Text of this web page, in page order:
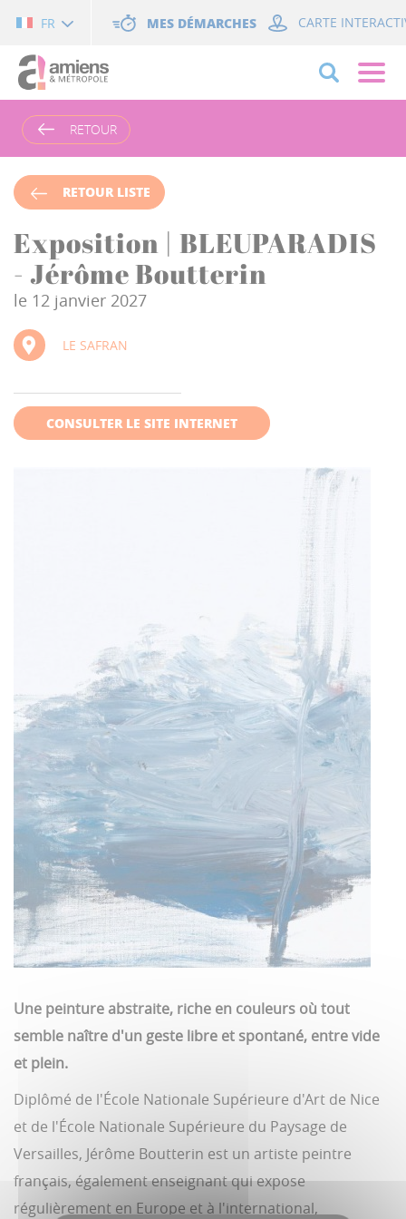
FR MES DÉMARCHES CARTE
RETOUR
RETOUR LISTE
Exposition | BLEUPARADIS
- Jérôme Boutterin
le 12 janvier 2027
LE SAFRAN
CONSULTER LE SITE INTERNET
Une peinture abstraite, riche en couleurs où tout
semble naître d'un geste libre et spontané, entre vide
et plein.
Diplômé de l'École Nationale Supérieure d'Art de Nice
et de l'École Nationale Supérieure du Paysage de
Versailles, Jérôme Boutterin est un artiste peintre
français, également enseignant qui expose
régulièrement en Europe et à l'international,